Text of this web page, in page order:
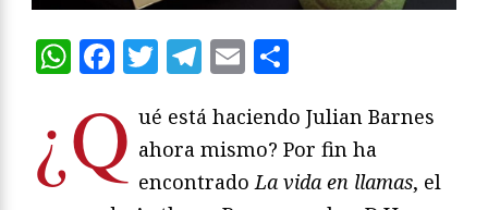
WhatsApp
Facebook
Twitter
Telegram
Email
¿Q ué está haciendo Julian Barnes
ahora mismo? Por fin ha
encontrado La vida en llamas, el